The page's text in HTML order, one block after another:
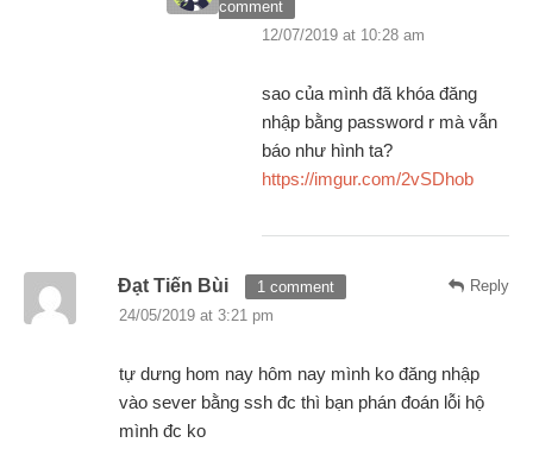
comment
12/07/2019 at 10:28 am
sao của mình đã khóa đăng
nhập bằng password r mà vẫn
báo như hình ta?
https://imgur.com/2vSDhob
Reply
Đạt Tiến Bùi
1 comment
24/05/2019 at 3:21 pm
tự dưng hom nay hôm nay mình ko đăng nhập
vào sever bằng ssh đc thì bạn phán đoán lỗi hộ
mình đc ko